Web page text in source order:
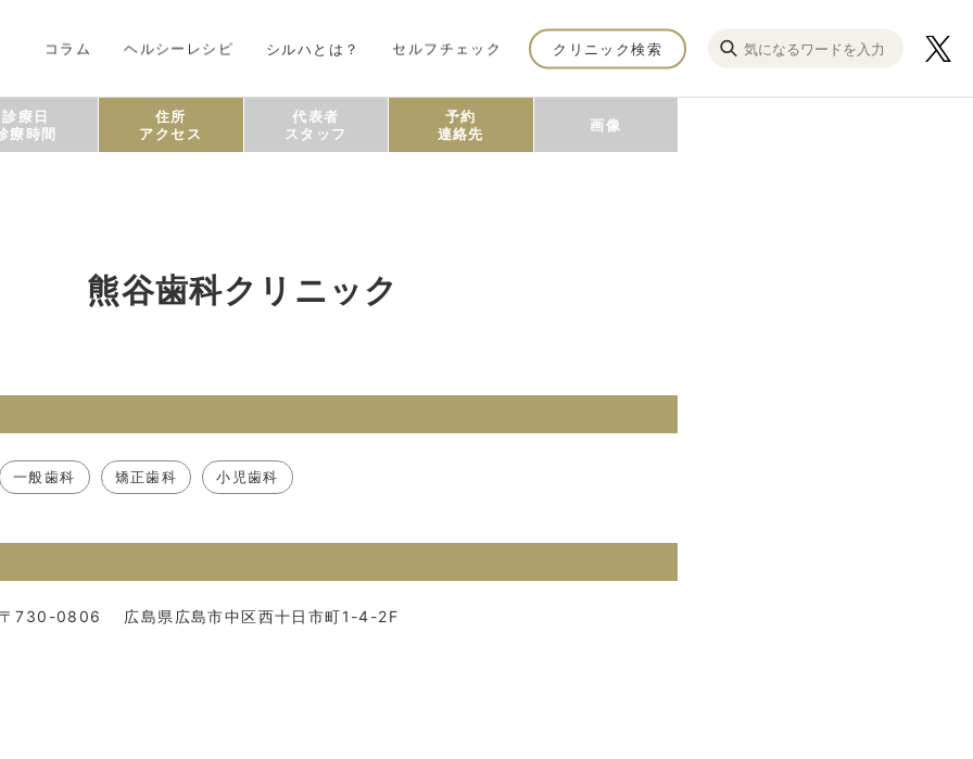
コラム ヘルシーレシピ シルハとは？ セルフチェック クリニック検索
診療日
療時間
住所
アクセス
代表者
スタッフ
予約
連絡先
画像
熊谷歯科クリニック
一般歯科 矯正歯科 小児歯科
〒730-0806 広島県広島市中区西十日市町1-4-2F